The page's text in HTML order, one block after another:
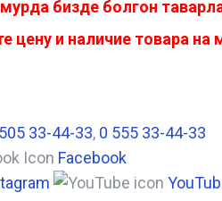
бизде болгон
цену и наличие товара на
33-44-33, 0 555 33-44-33
Facebook